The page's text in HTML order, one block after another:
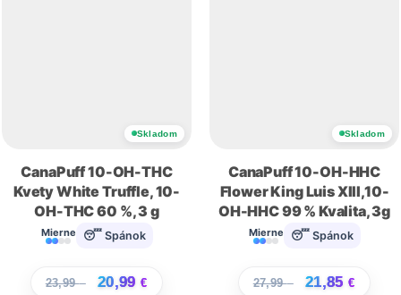
Skladom
CanaPuff 10-OH-THC
Kvety White Truffle, 10-
OH-THC 60 %, 3 g
Mierne 😴 Spánok
23,99€ 20,99 €
Skladom
CanaPuff 10-OH-HHC
Flower King Luis XIII,10-
OH-HHC 99 % Kvalita, 3g
Mierne 😴 Spánok
27,99€ 21,85 €